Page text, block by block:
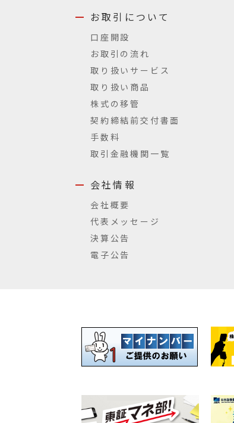
お取引について
口座開設
お取引の流れ
取り扱いサービス
取り扱い商品
株式の移管
契約締結前交付書面
手数料
取引金融機関一覧
会社情報
会社概要
代表メッセージ
決算公告
電子公告